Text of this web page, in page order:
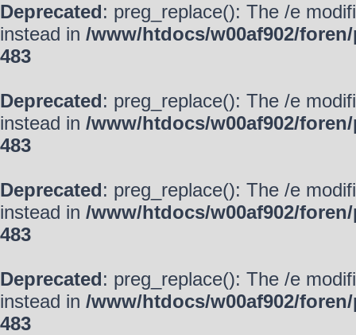
Deprecated: preg_replace(): The /e
instead in /www/htdocs/w00af902/
483
Deprecated: preg_replace(): The /e
instead in /www/htdocs/w00af902/
483
Deprecated: preg_replace(): The /e
instead in /www/htdocs/w00af902/
483
Deprecated: preg_replace(): The /e
instead in /www/htdocs/w00af902/
483